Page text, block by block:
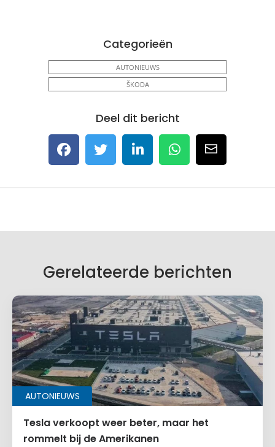
Categorieën
AUTONIEUWS
ŠKODA
Deel dit bericht
Gerelateerde berichten
AUTONIEUWS
Tesla verkoopt weer beter, maar het
rommelt bij de Amerikanen